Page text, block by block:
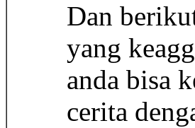
Dan
yang
anda bisa
cerita